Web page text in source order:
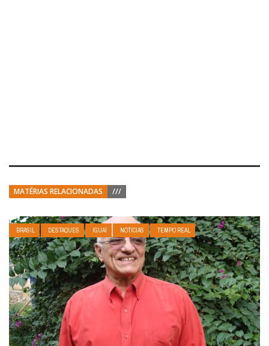
MATÉRIAS RELACIONADAS ///
BRASIL DESTAQUES IGUAÍ NOTÍCIAS TEMPO REAL